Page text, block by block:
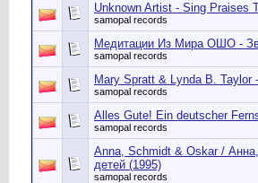
Unknown Artist - Sing Praises
samopal records
Медитации Из Мира ОШО -
samopal records
Mary Spratt & Lynda B. Taylor
samopal records
Alles Gute! Ein deutscher
samopal records
Anna, Schmidt & Oskar /
детей (1995)
samopal records